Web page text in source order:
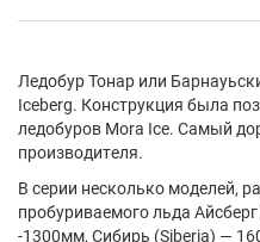
Ледобур Тонар или
Iceberg. Конструкция была
ледобуров Mora Ice. Самый
производителя.
В серии несколько моделей,
пробуриваемого льда
-1300мм, Сибирь (Siberia) —